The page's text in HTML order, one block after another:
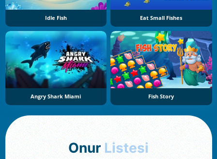
Idle Fish Eat Small Fishes
Angry Shark Miami Fish Story
Onur Listesi